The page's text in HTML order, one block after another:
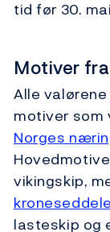
tid før 30.
Motiver
Alle
motiver som
Norges
vikingskip,
lasteskip og